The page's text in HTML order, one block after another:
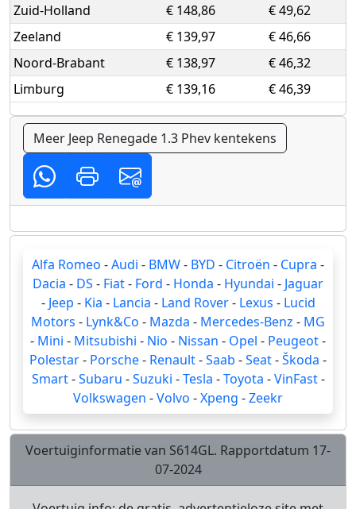
Zuid-Holland
€ 148,86
€ 49,62
Zeeland
€ 139,97
€ 46,66
Noord-Brabant
€ 138,97
€ 46,32
Limburg
€ 139,16 € 46,39
Meer Jeep Renegade 1.3 Phev kentekens
Alfa Romeo -Audi - BMW- BYD - Citroën - Cupra -
Dacia - DS - Fiat- Ford - Honda - Hyundai - Jaguar
- Jeep - Kia - Lancia - Land Rover- Lexus - Lucid
Motors - Lynk&Co - Mazda - Mercedes-Benz - MG
- Mini - Mitsubishi - Nio - Nissan - Opel - Peugeot-
Polestar- Porsche- Renault-Saab -Seat-Škoda -
Smart-Subaru -Suzuki -Tesla -Toyota -VinFast-
Volkswagen -Volvo -Xpeng -Zeekr
Voertuiginformatie van S614GL. Rapportdatum 17-
07-2024